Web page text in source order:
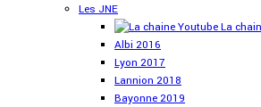
Les JNE
La
Albi 2016
Lyon 2017
Lannion 2018
Bayonne 2019